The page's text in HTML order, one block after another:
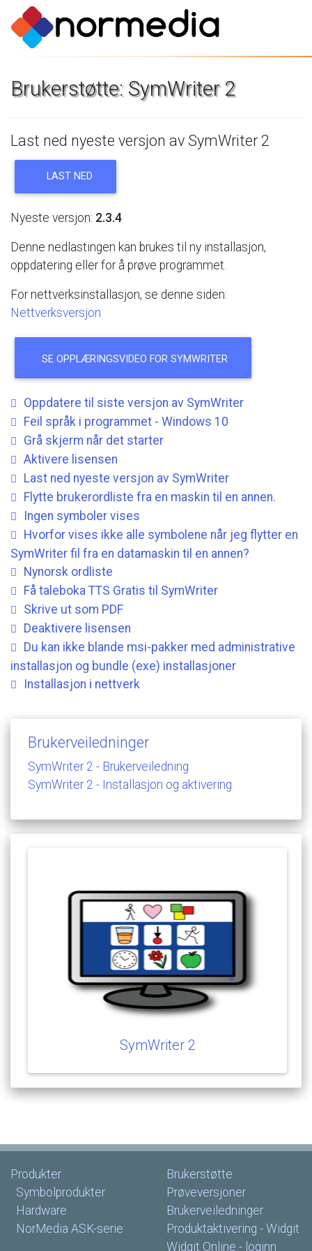
Brukerstøtte: SymWriter 2
Last ned nyeste versjon av SymWriter 2
LAST NED
Nyeste versjon: 2.3.4
Denne nedlastingen kan brukes til ny installasjon,
oppdatering eller for å prøve programmet.
For nettverksinstallasjon, se denne siden:
Nettverksversjon
SE OPPLÆRINGSVIDEO FOR SYMWRITER
Oppdatere til siste versjon av SymWriter
Feil språk i programmet - Windows 10
Grå skjerm når det starter
Aktivere lisensen
Last ned nyeste versjon av SymWriter
Flytte brukerordliste fra en maskin til en annen.
Ingen symboler vises
Hvorfor vises ikke alle symbolene når jeg flytter en
SymWriter fil fra en datamaskin til en annen?
Nynorsk ordliste
Få taleboka TTS Gratis til SymWriter
Skrive ut som PDF
Deaktivere lisensen
Du kan ikke blande msi-pakker med administrative
installasjon og bundle (exe) installasjoner
Installasjon i nettverk
Brukerveiledninger
SymWriter 2 - Brukerveiledning
SymWriter 2 - Installasjon og aktivering
SymWriter 2
Produkter
Symbolprodukter
Hardware
NorMedia ASK-serie
Brukerstøtte
Prøveversjoner
Brukerveiledninger
Produktaktivering - Widgit
Widgit Online - loginn